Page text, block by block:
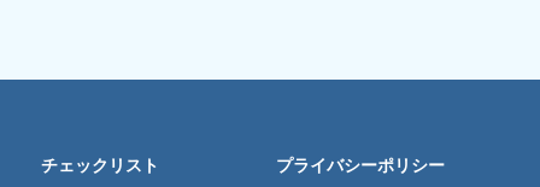
チェックリスト プライバシーポリシー